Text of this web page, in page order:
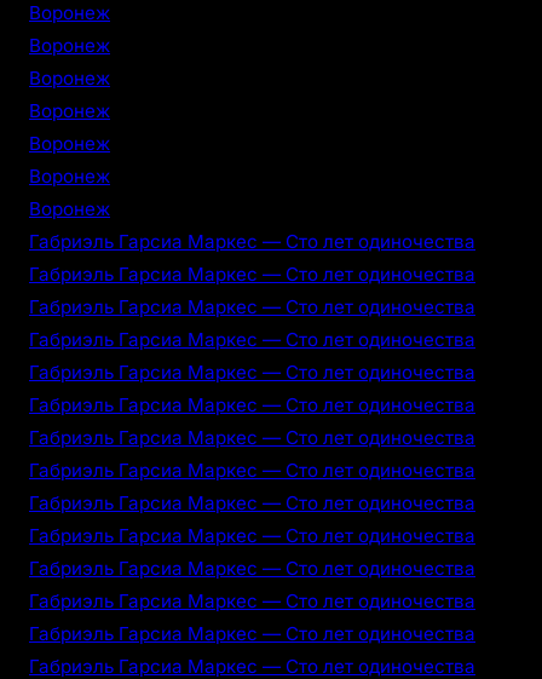
Воронеж
Воронеж
Воронеж
Воронеж
Воронеж
Воронеж
Воронеж
Габриэль Гарсиа Маркес — Сто лет одиночества
Габриэль Гарсиа Маркес — Сто лет одиночества
Габриэль Гарсиа Маркес — Сто лет одиночества
Габриэль Гарсиа Маркес — Сто лет одиночества
Габриэль Гарсиа Маркес — Сто лет одиночества
Габриэль Гарсиа Маркес — Сто лет одиночества
Габриэль Гарсиа Маркес — Сто лет одиночества
Габриэль Гарсиа Маркес — Сто лет одиночества
Габриэль Гарсиа Маркес — Сто лет одиночества
Габриэль Гарсиа Маркес — Сто лет одиночества
Габриэль Гарсиа Маркес — Сто лет одиночества
Габриэль Гарсиа Маркес — Сто лет одиночества
Габриэль Гарсиа Маркес — Сто лет одиночества
Габриэль Гарсиа Маркес — Сто лет одиночества